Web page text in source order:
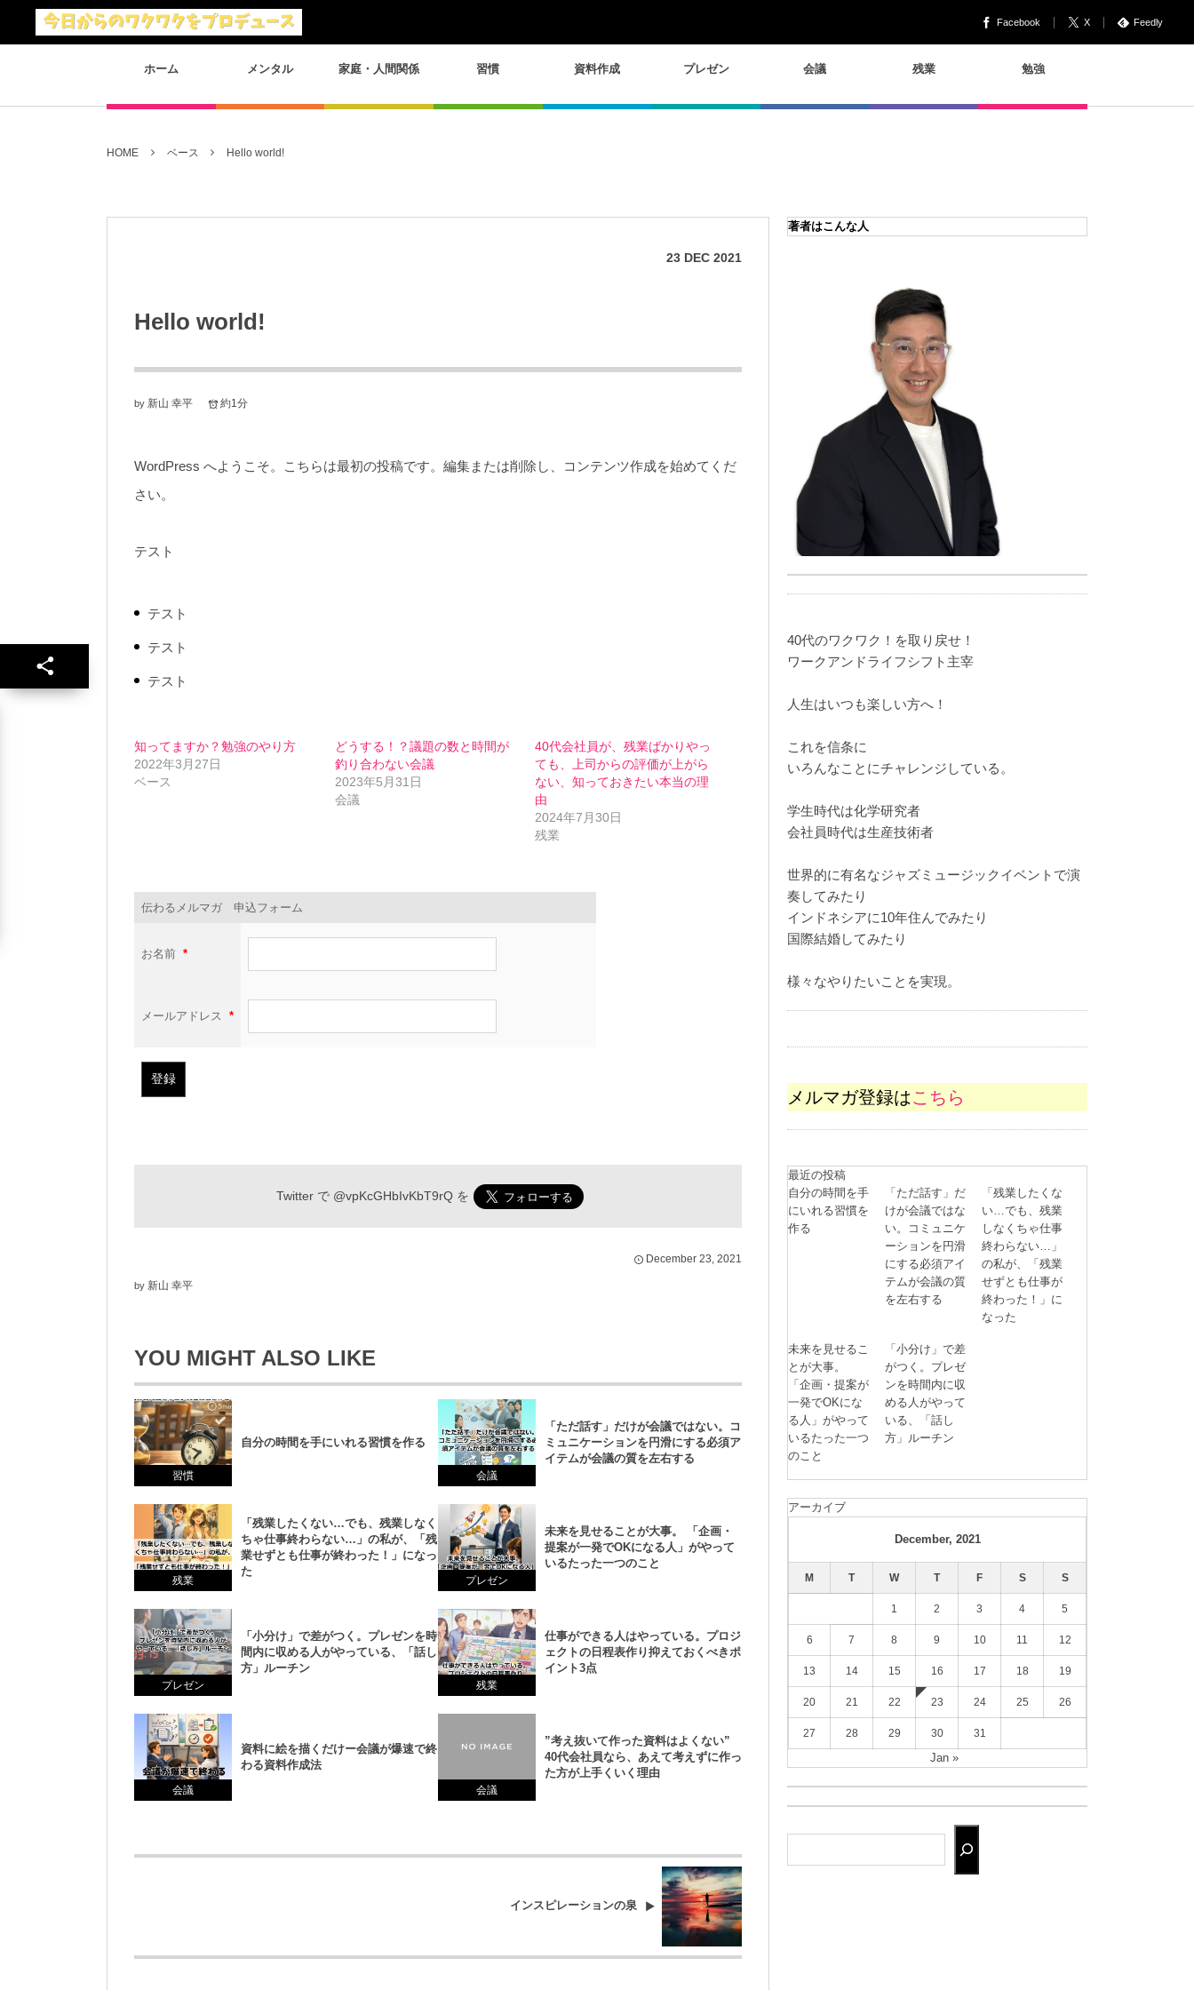
Facebook X Feedly
ホーム メンタル 家庭・人間関係 習慣 資料作成 プレゼン 会議 残業 勉強
HOME ベース Hello world!
23 DEC 2021
Hello world!
by 新山 幸平 約1分
WordPress へようこそ。こちらは最初の投稿です。編集または削除し、コンテンツ作成を始めてくだ
さい。
テスト
テスト
テスト
テスト
知ってますか？勉強のやり方
2022年3月27日
ベース
どうする！？議題の数と時間が
釣り合わない会議
2023年5月31日
会議
40代会社員が、残業ばかりやっ
ても、上司からの評価が上がら
ない、知っておきたい本当の理
由
2024年7月30日
残業
伝わるメルマガ 申込フォーム
お名前 *
メールアドレス *
Twitter で @vpKcGHbIvKbT9rQ を
December 23, 2021
by 新山 幸平
YOU MIGHT ALSO LIKE
習慣
自分の時間を手にいれる習慣を作る
会議
「ただ話す」だけが会議ではない。コ
ミュニケーションを円滑にする必須ア
イテムが会議の質を左右する
残業
「残業したくない…でも、残業しなく
ちゃ仕事終わらない…」の私が、「残
業せずとも仕事が終わった！」になっ
た
プレゼン
未来を見せることが大事。 「企画・
提案が一発でOKになる人」がやって
いるたった一つのこと
プレゼン
「小分け」で差がつく。プレゼンを時
間内に収める人がやっている、「話し
方」ルーチン
残業
仕事ができる人はやっている。プロジ
ェクトの日程表作り抑えておくべきポ
イント3点
会議
資料に絵を描くだけー会議が爆速で終
わる資料作成法
会議
”考え抜いて作った資料はよくない”
40代会社員なら、あえて考えずに作っ
た方が上手くいく理由
インスピレーションの泉
著者はこんな人
40代のワクワク！を取り戻せ！
ワークアンドライフシフト主宰
人生はいつも楽しい方へ！
これを信条に
いろんなことにチャレンジしている。
学生時代は化学研究者
会社員時代は生産技術者
世界的に有名なジャズミュージックイベントで演
奏してみたり
インドネシアに10年住んでみたり
国際結婚してみたり
様々なやりたいことを実現。
メルマガ登録はこちら
最近の投稿
自分の時間を手
にいれる習慣を
作る
「ただ話す」だ
けが会議ではな
い。コミュニケ
ーションを円滑
にする必須アイ
テムが会議の質
を左右する
「残業したくな
い…でも、残業
しなくちゃ仕事
終わらない…」
の私が、「残業
せずとも仕事が
終わった！」に
なった
未来を見せるこ
とが大事。
「企画・提案が
一発でOKにな
る人」がやって
いるたった一つ
のこと
「小分け」で差
がつく。プレゼ
ンを時間内に収
める人がやって
いる、「話し
方」ルーチン
アーカイブ
December, 2021
M T W T F S S
1 2 3 4 5
6 7 8 9 10 11 12
13 14 15 16 17 18 19
20 21 22 23 24 25 26
27 28 29 30 31
Jan »